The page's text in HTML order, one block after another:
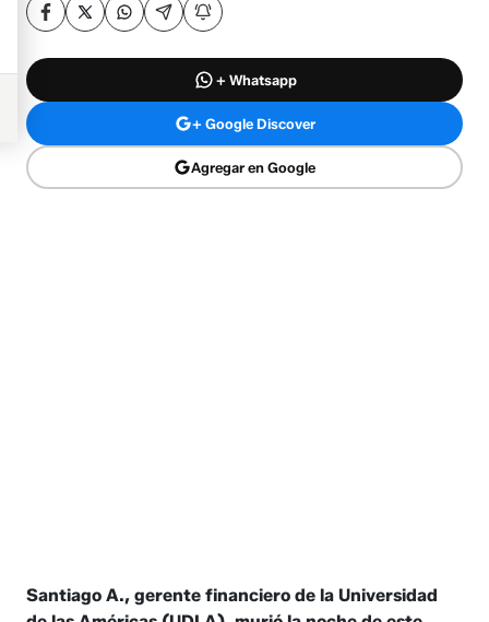
+ Whatsapp
+ Google Discover
Agregar en Google
Santiago A., gerente financiero de la Universidad